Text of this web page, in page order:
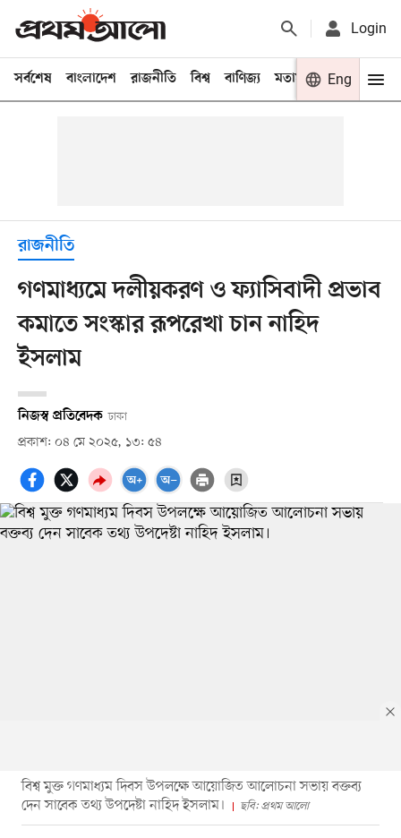
Login
সর্বশেষ বাংলাদেশ রাজনীতি বিশ্ব বাণিজ্য মতামত খেলা
Eng
রাজনীতি
গণমাধ্যমে দলীয়করণ ও ফ্যাসিবাদী প্রভাব
কমাতে সংস্কার রূপরেখা চান নাহিদ
ইসলাম
নিজস্ব প্রতিবেদক ঢাকা
প্রকাশ: ০৪ মে ২০২৫, ১৩: ৫৪
বিশ্ব মুক্ত গণমাধ্যম দিবস উপলক্ষে আয়োজিত আলোচনা সভায় বক্তব্য
দেন সাবেক তথ্য উপদেষ্টা নাহিদ ইসলাম।
ছবি: প্রথম আলো